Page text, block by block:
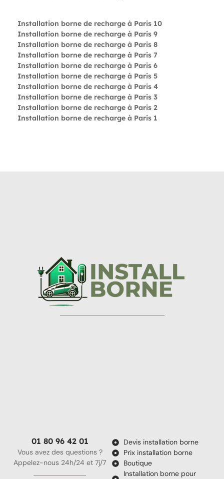
Installation borne de recharge à Paris 10
Installation borne de recharge à Paris 9
Installation borne de recharge à Paris 8
Installation borne de recharge à Paris 7
Installation borne de recharge à Paris 6
Installation borne de recharge à Paris 5
Installation borne de recharge à Paris 4
Installation borne de recharge à Paris 3
Installation borne de recharge à Paris 2
Installation borne de recharge à Paris 1
01 80 96 42 01
Vous avez des questions ?
Appelez-nous 24h/24 et 7j/7
Devis installation borne
Prix installation borne
Boutique
Installation borne pour